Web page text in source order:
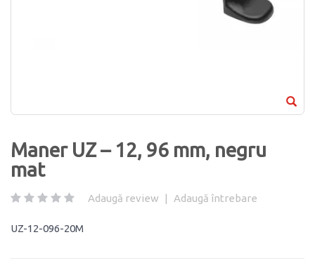
Maner UZ – 12, 96 mm, negru
mat
Adaugă review | Adaugă întrebare
UZ-12-096-20M